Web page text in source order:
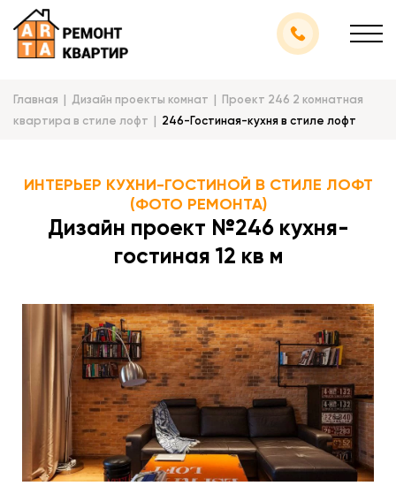
Главная Дизайн проекты комнат
Проект 246 2 комнатная
квартира в стиле лофт
246-Гостиная-кухня в стиле лофт
ИНТЕРЬЕР КУХНИ-ГОСТИНОЙ В СТИЛЕ ЛОФТ
(ФОТО РЕМОНТА)
Дизайн проект №246 кухня-
гостиная 12 кв м